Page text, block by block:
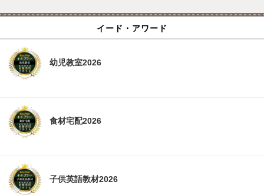
イード・アワード
幼児教室2026
食材宅配2026
子供英語教材2026